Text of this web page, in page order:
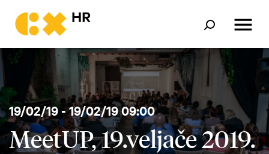
19/02/19 - 19/02/19 09:00
MeetUP, 19.veljače 2019.